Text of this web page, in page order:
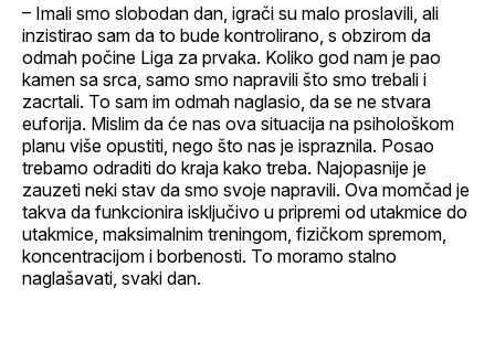
– Imali smo slobodan dan, igrači su malo proslavili, ali
inzistirao sam da to bude kontrolirano, s obzirom da
odmah počine Liga za prvaka. Koliko god nam je pao
kamen sa srca, samo smo napravili što smo trebali i
zacrtali. To sam im odmah naglasio, da se ne stvara
euforija. Mislim da će nas ova situacija na psihološkom
planu više opustiti, nego što nas je ispraznila. Posao
trebamo odraditi do kraja kako treba. Najopasnije je
zauzeti neki stav da smo svoje napravili. Ova momčad je
takva da funkcionira isključivo u pripremi od utakmice do
utakmice, maksimalnim treningom, fizičkom spremom,
koncentracijom i borbenosti. To moramo stalno
naglašavati, svaki dan.